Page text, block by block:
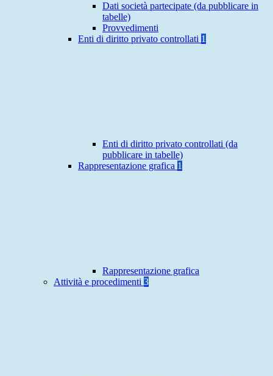
Dati società partecipate (da pubblicare in
tabelle)
Provvedimenti
Enti di diritto privato controllati 1
Enti di diritto privato controllati (da
pubblicare in tabelle)
Rappresentazione grafica 1
Rappresentazione grafica
Attività e procedimenti 3